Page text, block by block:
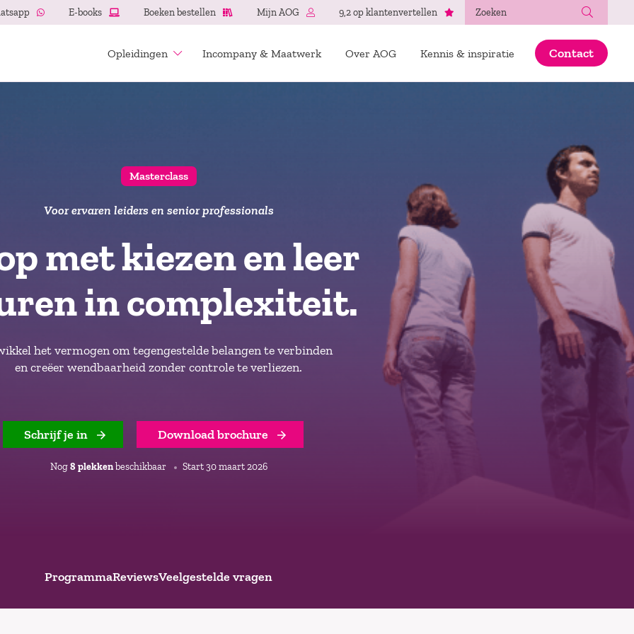
E-books Boeken bestellen Mijn AOG 9,2 op klantenvertellen
Opleidingen Incompany & Maatwerk Over AOG Kennis & inspiratie Contact
Masterclass
Voor ervaren leiders en senior professionals
met kiezen en leer
in complexiteit.
het vermogen om tegengestelde belangen te verbinden
en creëer wendbaarheid zonder controle te verliezen.
Schrijf je in Download brochure
Nog8 plekkenbeschikbaar Start 30 maart 2026
ProgrammaReviewsVeelgestelde vragen